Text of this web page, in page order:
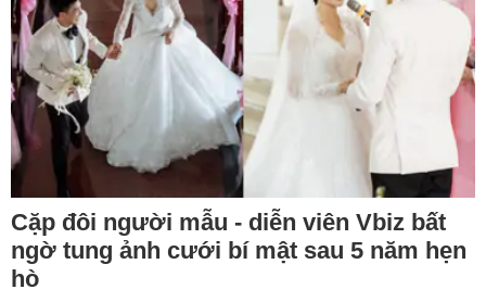
Cặp đôi người mẫu - diễn viên Vbiz bất
ngờ tung ảnh cưới bí mật sau 5 năm hẹn
hò